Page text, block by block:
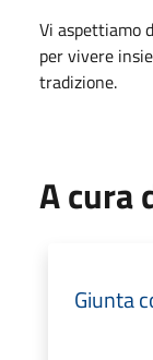
Vi aspettiamo
per vivere
tradizione.
A cura
Giunta